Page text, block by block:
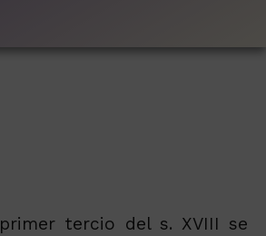
tercio del s. XVIII se